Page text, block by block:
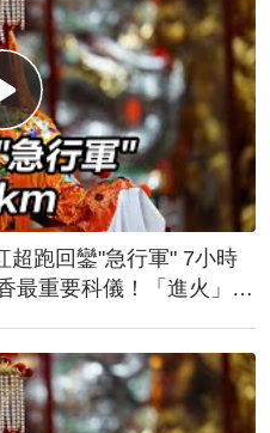
超跑回鑾"急行軍" 7小時
最重要科儀！「進火」儀